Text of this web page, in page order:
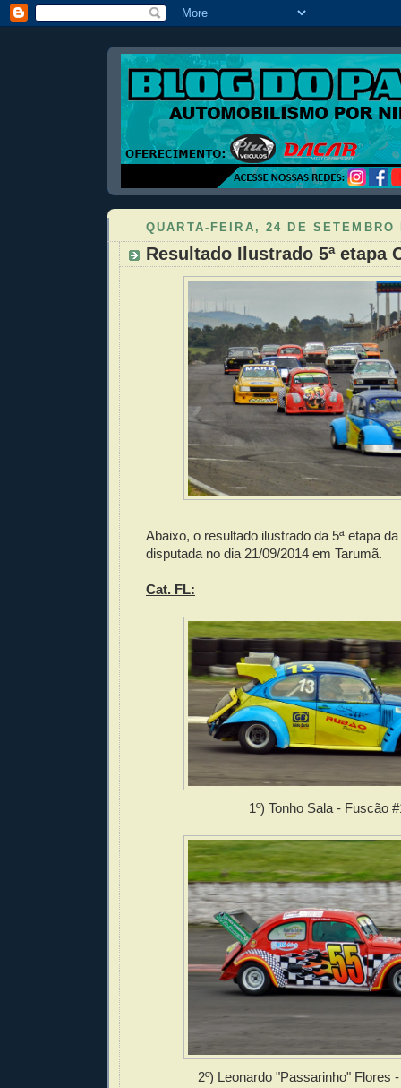
QUARTA-FEIRA, 24 DE SETEMBRO
Resultado Ilustrado 5ª etapa
Abaixo, o resultado ilustrado da 5ª etapa
disputada no dia 21/09/2014 em Tarumã.
Cat. FL:
1º) Tonho Sala - Fuscão
2º) Leonardo "Passarinho" Flores